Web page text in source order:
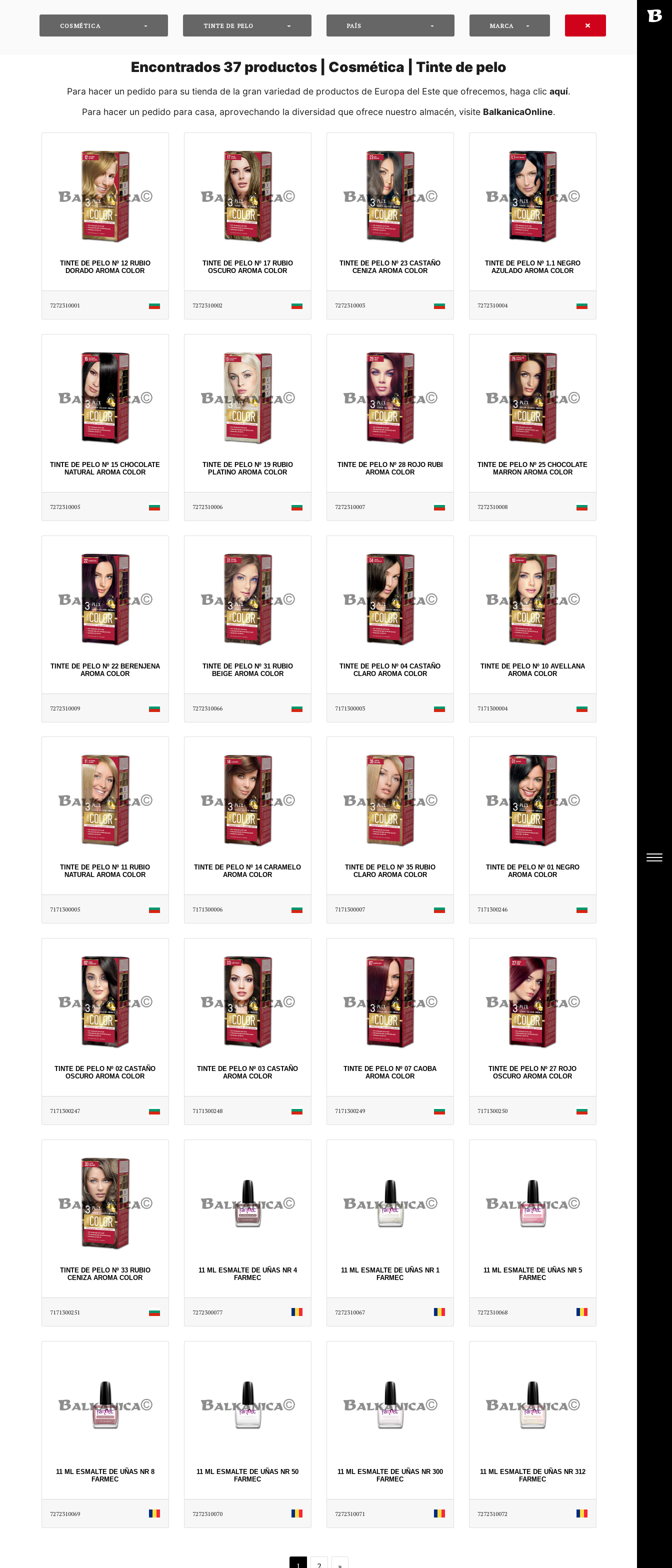
COSMÉTICA TINTE DE PELO PAÍS MARCA
Encontrados 37 productos | Cosmética | Tinte de pelo
Para hacer un pedido para su tienda de la gran variedad de productos de Europa del Este que ofrecemos, haga clic aquí․
Para hacer un pedido para casa, aprovechando la diversidad que ofrece nuestro almacén, visite BalkanicaOnline․
TINTE DE PELO Nº 12 RUBIO
DORADO AROMA COLOR
7272310001
TINTE DE PELO Nº 17 RUBIO
OSCURO AROMA COLOR
7272310002
TINTE DE PELO Nº 23 CASTAÑO
CENIZA AROMA COLOR
7272310003
TINTE DE PELO Nº 1.1 NEGRO
AZULADO AROMA COLOR
7272310004
TINTE DE PELO Nº 15 CHOCOLATE
NATURAL AROMA COLOR
7272310005
TINTE DE PELO Nº 19 RUBIO
PLATINO AROMA COLOR
7272310006
TINTE DE PELO Nº 28 ROJO RUBI
AROMA COLOR
7272310007
TINTE DE PELO Nº 25 CHOCOLATE
MARRON AROMA COLOR
7272310008
TINTE DE PELO Nº 22 BERENJENA
AROMA COLOR
7272310009
TINTE DE PELO Nº 31 RUBIO
BEIGE AROMA COLOR
7272310066
TINTE DE PELO Nº 04 CASTAÑO
CLARO AROMA COLOR
7171300003
TINTE DE PELO Nº 10 AVELLANA
AROMA COLOR
7171300004
TINTE DE PELO Nº 11 RUBIO
NATURAL AROMA COLOR
7171300005
TINTE DE PELO Nº 14 CARAMELO
AROMA COLOR
7171300006
TINTE DE PELO Nº 35 RUBIO
CLARO AROMA COLOR
7171300007
TINTE DE PELO Nº 01 NEGRO
AROMA COLOR
7171300246
TINTE DE PELO Nº 02 CASTAÑO
OSCURO AROMA COLOR
7171300247
TINTE DE PELO Nº 03 CASTAÑO
AROMA COLOR
7171300248
TINTE DE PELO Nº 07 CAOBA
AROMA COLOR
7171300249
TINTE DE PELO Nº 27 ROJO
OSCURO AROMA COLOR
7171300250
TINTE DE PELO Nº 33 RUBIO
CENIZA AROMA COLOR
7171300251
11 ML ESMALTE DE UÑAS NR 4
FARMEC
7272300077
11 ML ESMALTE DE UÑAS NR 1
FARMEC
7272310067
11 ML ESMALTE DE UÑAS NR 5
FARMEC
7272310068
11 ML ESMALTE DE UÑAS NR 8
FARMEC
7272310069
11 ML ESMALTE DE UÑAS NR 50
FARMEC
7272310070
11 ML ESMALTE DE UÑAS NR 300
FARMEC
7272310071
11 ML ESMALTE DE UÑAS NR 312
FARMEC
7272310072